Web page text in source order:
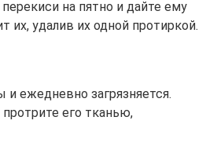
на пятно и дайте ему
их, удалив их одной протиркой.
ежедневно загрязняется.
его тканью,